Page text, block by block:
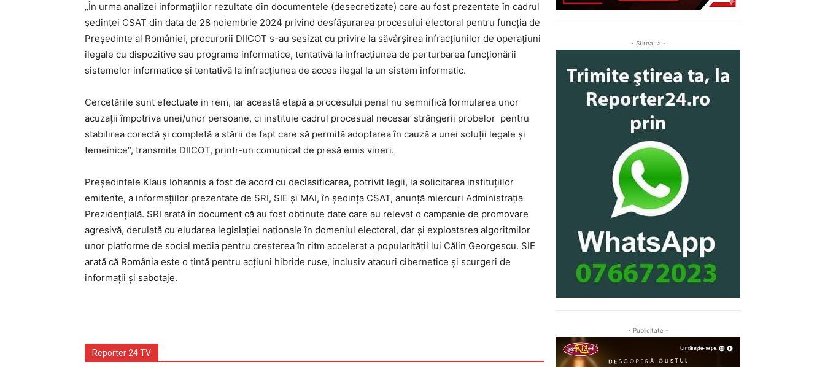
„În urma analizei informațiilor rezultate din documentele (desecretizate) care au fost prezentate în cadrul
ședinței CSAT din data de 28 noiembrie 2024 privind desfășurarea procesului electoral pentru funcția de
Președinte al României, procurorii DIICOT s-au sesizat cu privire la săvârșirea infracțiunilor de operațiuni
ilegale cu dispozitive sau programe informatice, tentativă la infracțiunea de perturbarea funcționării
sistemelor informatice și tentativă la infracțiunea de acces ilegal la un sistem informatic.
Cercetările sunt efectuate in rem, iar această etapă a procesului penal nu semnifică formularea unor
acuzații împotriva unei/unor persoane, ci instituie cadrul procesual necesar strângerii probelor pentru
stabilirea corectă și completă a stării de fapt care să permită adoptarea în cauză a unei soluții legale și
temeinice”, transmite DIICOT, printr-un comunicat de presă emis vineri.
Preşedintele Klaus Iohannis a fost de acord cu declasificarea, potrivit legii, la solicitarea instituţiilor
emitente, a informaţiilor prezentate de SRI, SIE şi MAI, în şedinţa CSAT, anunţă miercuri Administraţia
Prezidenţială. SRI arată în document că au fost obţinute date care au relevat o campanie de promovare
agresivă, derulată cu eludarea legislaţiei naţionale în domeniul electoral, dar şi exploatarea algoritmilor
unor platforme de social media pentru creşterea în ritm accelerat a popularităţii lui Călin Georgescu. SIE
arată că România este o ţintă pentru acţiuni hibride ruse, inclusiv atacuri cibernetice şi scurgeri de
informaţii şi sabotaje.
Reporter 24 TV
- Ştirea ta -
- Publicitate -